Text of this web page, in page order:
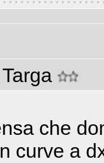
che
curve a